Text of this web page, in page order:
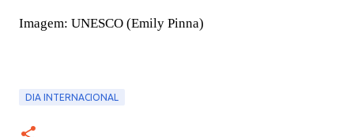
Imagem: UNESCO (Emily Pinna)
DIA INTERNACIONAL